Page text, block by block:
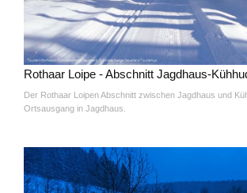
Rothaar Loipe - Abschnitt Jagdhaus-
Der Rothaar Loipen Abschnitt zwischen Jagdhaus und
Ortsausgang in Jagdhaus.